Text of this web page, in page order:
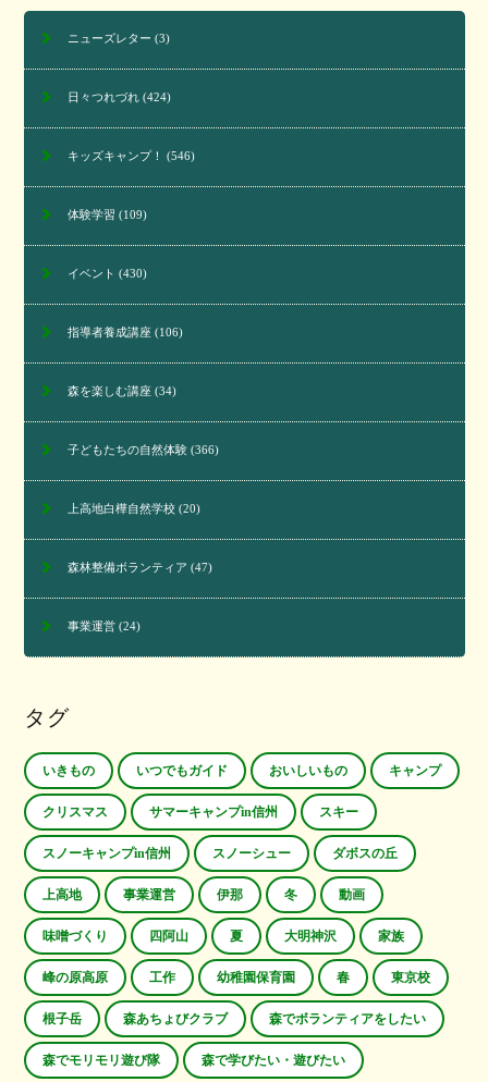
ニューズレター (3)
日々つれづれ(424)
キッズキャンプ！ (546)
体験学習 (109)
イベント (430)
指導者養成講座(106)
森を楽しむ講座(34)
子どもたちの自然体験(366)
上高地白樺自然学校(20)
森林整備ボランティア (47)
事業運営(24)
タグ
いきもの いつでもガイド おいしいもの キャンプ
クリスマス サマーキャンプin信州 スキー
スノーキャンプin信州 スノーシュー ダボスの丘
上高地 事業運営 伊那 冬 動画
味噌づくり 四阿山 夏 大明神沢 家族
峰の原高原 工作 幼稚園保育園 春 東京校
根子岳 森あちょびクラブ 森でボランティアをしたい
森でモリモリ遊び隊 森で学びたい・遊びたい